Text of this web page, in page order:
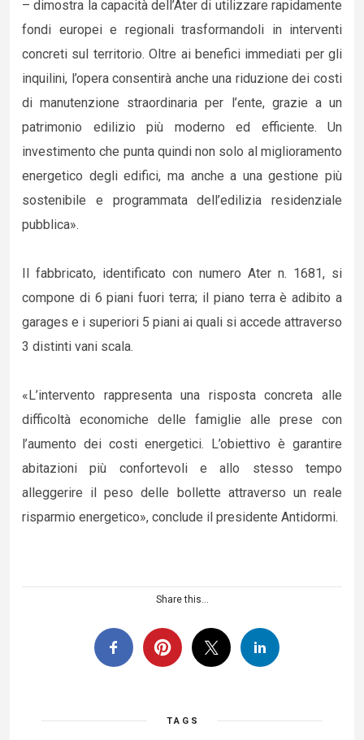
– dimostra la capacità dell’Ater di utilizzare rapidamente
fondi europei e regionali trasformandoli in interventi
concreti sul territorio. Oltre ai benefici immediati per gli
inquilini, l’opera consentirà anche una riduzione dei costi
di manutenzione straordinaria per l’ente, grazie a un
patrimonio edilizio più moderno ed efficiente. Un
investimento che punta quindi non solo al miglioramento
energetico degli edifici, ma anche a una gestione più
sostenibile e programmata dell’edilizia residenziale
pubblica».
Il fabbricato, identificato con numero Ater n. 1681, si
compone di 6 piani fuori terra; il piano terra è adibito a
garages e i superiori 5 piani ai quali si accede attraverso
3 distinti vani scala.
«L’intervento rappresenta una risposta concreta alle
difficoltà economiche delle famiglie alle prese con
l’aumento dei costi energetici. L’obiettivo è garantire
abitazioni più confortevoli e allo stesso tempo
alleggerire il peso delle bollette attraverso un reale
risparmio energetico», conclude il presidente Antidormi.
Share this...
TAGS